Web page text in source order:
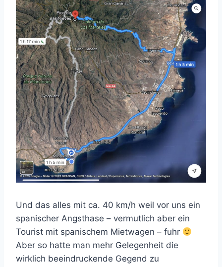
Und das alles mit ca. 40 km/h weil vor uns ein
spanischer Angsthase – vermutlich aber ein
Tourist mit spanischem Mietwagen – fuhr
Aber so hatte man mehr Gelegenheit die
wirklich beeindruckende Gegend zu